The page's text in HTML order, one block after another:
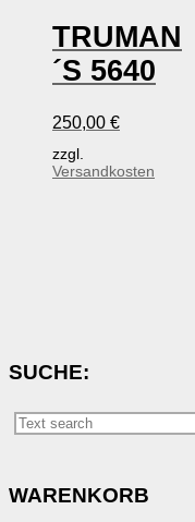
TRUMAN
´S 5640
250,00 €
zzgl.
Versandkosten
SUCHE:
WARENKORB